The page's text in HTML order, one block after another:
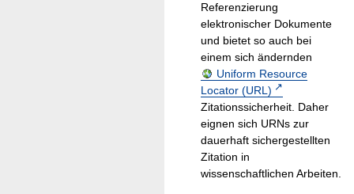
Referenzierung
elektronischer Dokumente
und bietet so auch bei
einem sich ändernden
Uniform Resource
Locator (URL)
Zitationssicherheit. Daher
eignen sich URNs zur
dauerhaft sichergestellten
Zitation in
wissenschaftlichen Arbeiten.